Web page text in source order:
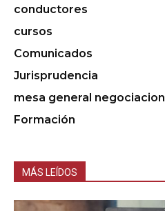
conductores
cursos
Comunicados
Jurisprudencia
mesa general negociacion
Formación
MÁS LEÍDOS